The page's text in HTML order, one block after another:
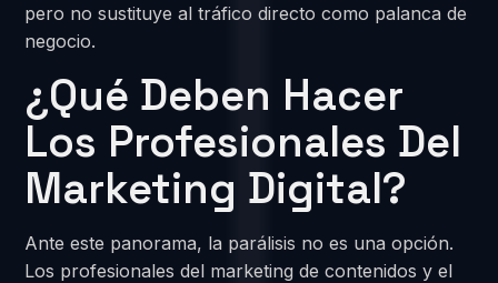
pero no sustituye al tráfico directo como palanca de
negocio.
¿Qué Deben Hacer
Los Profesionales Del
Marketing Digital?
Ante este panorama, la parálisis no es una opción.
Los profesionales del marketing de contenidos y el